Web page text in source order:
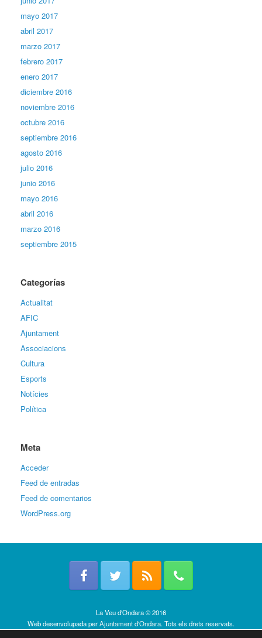
mayo 2017
abril 2017
marzo 2017
febrero 2017
enero 2017
diciembre 2016
noviembre 2016
octubre 2016
septiembre 2016
agosto 2016
julio 2016
junio 2016
mayo 2016
abril 2016
marzo 2016
septiembre 2015
Categorías
Actualitat
AFIC
Ajuntament
Associacions
Cultura
Esports
Notícies
Política
Meta
Acceder
Feed de entradas
Feed de comentarios
WordPress.org
La Veu d'Ondara © 2016
Web desenvolupada perAjuntament d'Ondara. Tots els drets reservats.